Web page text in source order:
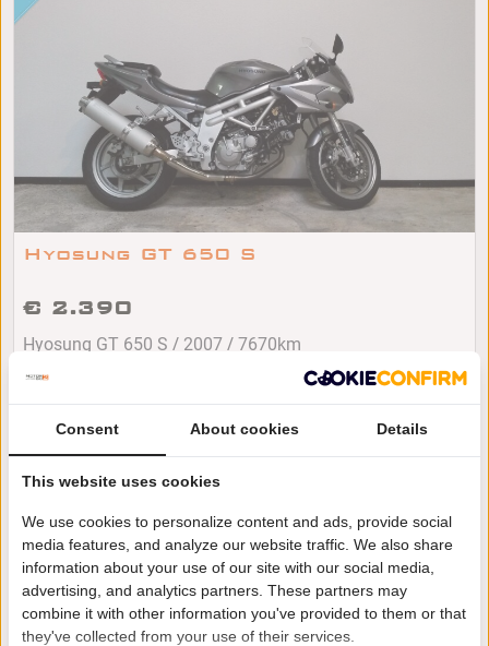
Hyosung GT 650 S
€ 2.390
Hyosung GT 650 S / 2007 / 7670km
Jij wilt een andere motor kopen? Kies je voor een
Hyosung GT 650 S dan ben je niet alleen verzekerd van
kwaliteit maar ook van veel rijplezier. Vind jouw Hyosung
GT 650 S motoroccasion eenvoudig en snel in ons ruime
aanbod van zowel particulieren als ook motorzaken.
Consent About cookies Details
This website uses cookies
We use cookies to personalize content and ads, provide social
media features, and analyze our website traffic. We also share
information about your use of our site with our social media,
advertising, and analytics partners. These partners may
combine it with other information you've provided to them or that
they've collected from your use of their services.